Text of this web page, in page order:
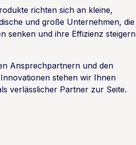
richten sich an kleine,
und große Unternehmen, die
senken und ihre Effizienz steigern
Ansprechpartnern und den
stehen wir Ihnen
verlässlicher Partner zur Seite.